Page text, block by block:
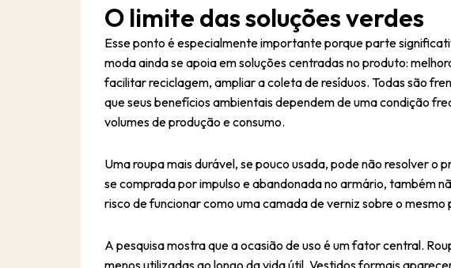
01
02
03
04
01
02
01
02
O limite das soluções verdes
Esse ponto é especialmente importante porque parte
moda ainda se apoia em soluções centradas no produto:
facilitar reciclagem, ampliar a coleta de resíduos. Todas são
que seus benefícios ambientais dependem de uma condição
volumes de produção e consumo.
Uma roupa mais durável, se pouco usada, pode não resolver o
se comprada por impulso e abandonada no armário, também
risco de funcionar como uma camada de verniz sobre o mesmo
A pesquisa mostra que a ocasião de uso é um fator central.
menos utilizadas ao longo da vida útil. Vestidos formais